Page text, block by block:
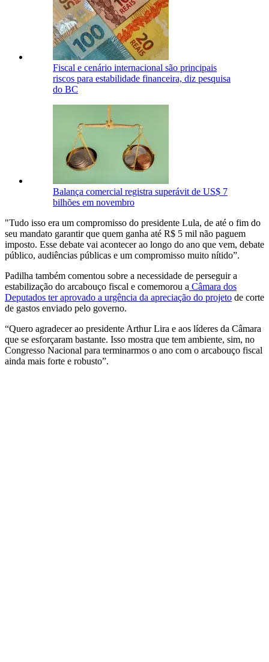
Fiscal e cenário internacional são principais
riscos para estabilidade financeira, diz pesquisa
do BC
Balança comercial registra superávit de US$ 7
bilhões em novembro
"Tudo isso era um compromisso do presidente Lula, de até o fim do
seu mandato garantir que quem ganha até R$ 5 mil não paguem
imposto. Esse debate vai acontecer ao longo do ano que vem, debate
público, audiências públicas e um compromisso muito nítido”.
Padilha também comentou sobre a necessidade de perseguir a
estabilização do arcabouço fiscal e comemorou a Câmara dos
Deputados ter aprovado a urgência da apreciação do projeto de corte
de gastos enviado pelo governo.
“Quero agradecer ao presidente Arthur Lira e aos líderes da Câmara
que se esforçaram bastante. Isso mostra que tem ambiente, sim, no
Congresso Nacional para terminarmos o ano com o arcabouço fiscal
ainda mais forte e robusto”.